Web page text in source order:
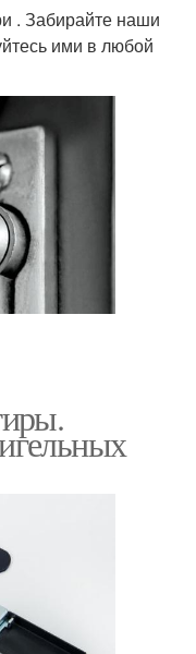
. Забирайте наши
ими в любой